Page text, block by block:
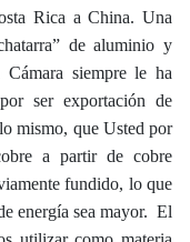
Rica a China. Una
de aluminio y
siempre le ha
ser exportación de
mismo, que Usted por
a partir de cobre
fundido, lo que
energía sea mayor. El